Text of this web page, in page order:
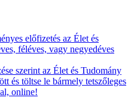
előfizetés az Élet és
féléves, vagy negyedéves
szerint az Élet és Tudomány
és töltse le bármely tetszőleges
online!